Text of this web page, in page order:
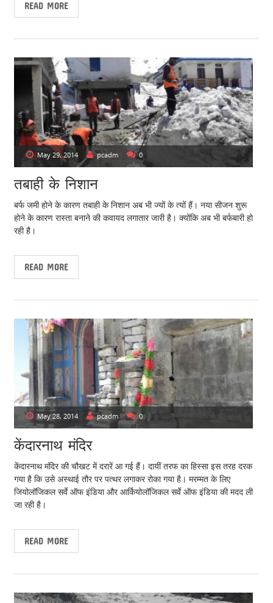
READ MORE
May 29, 2014 pcadm 0
तबाही के निशान
बर्फ जमी होने के कारण तबाही के निशान अब भी ज्यों के त्यों हैं। नया सीजन शुरू
होने के कारण रास्ता बनाने की कवायद लगातार जारी है। क्योंकि अब भी बर्फबारी हो
रही है।
READ MORE
May 28, 2014 pcadm 0
केंदारनाथ मंदिर
केंदारनाथ मंदिर की चौखट में दरारें आ गई हैं। दायीं तरफ का हिस्सा इस तरह दरक
गया है कि उसे अस्थाई तौर पर पत्थर लगाकर रोका गया है। मरम्मत के लिए
जियोलॉजिकल सर्वे ऑफ इंडिया और आर्कियोलॉजिकल सर्वे ऑफ इंडिया की मदद ली
जा रही है।
READ MORE